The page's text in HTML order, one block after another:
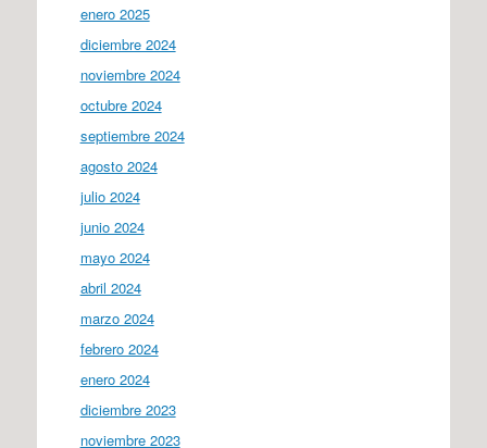
enero 2025
diciembre 2024
noviembre 2024
octubre 2024
septiembre 2024
agosto 2024
julio 2024
junio 2024
mayo 2024
abril 2024
marzo 2024
febrero 2024
enero 2024
diciembre 2023
noviembre 2023